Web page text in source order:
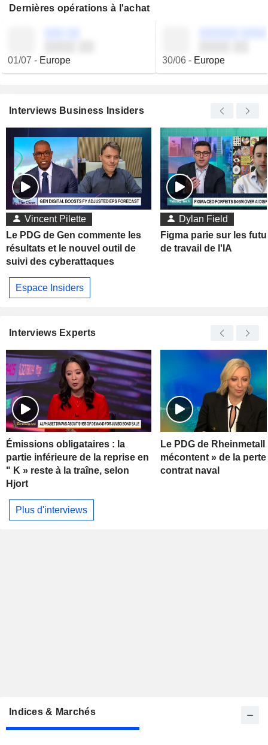
Dernières opérations à l'achat
01/07 - Europe 30/06- Europe
Interviews Business Insiders
Vincent Pilette
Le PDG de Gen commente les
résultats et le nouvel outil de
suivi des cyberattaques
Dylan Field
Figma parie sur les
de travail de l'IA
Espace Insiders
Interviews Experts
Émissions obligataires : la
partie inférieure de la reprise en
" K » reste à la traîne, selon
Hjort
Le PDG de
mécontent » de la
contrat naval
Plus d'interviews
Indices & Marchés